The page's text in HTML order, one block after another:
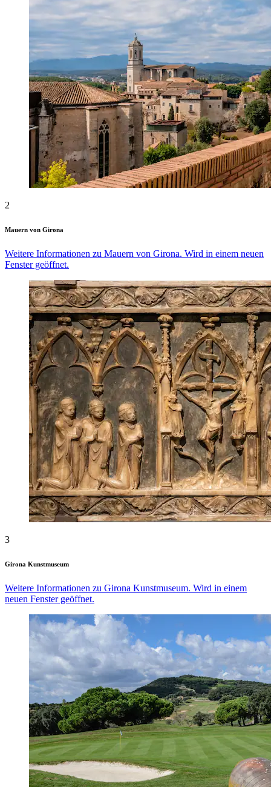
2
Mauern von Girona
Weitere Informationen zu Mauern von Girona. Wird in einem neuen
Fenster geöffnet.
3
Girona Kunstmuseum
Weitere Informationen zu Girona Kunstmuseum. Wird in einem
neuen Fenster geöffnet.